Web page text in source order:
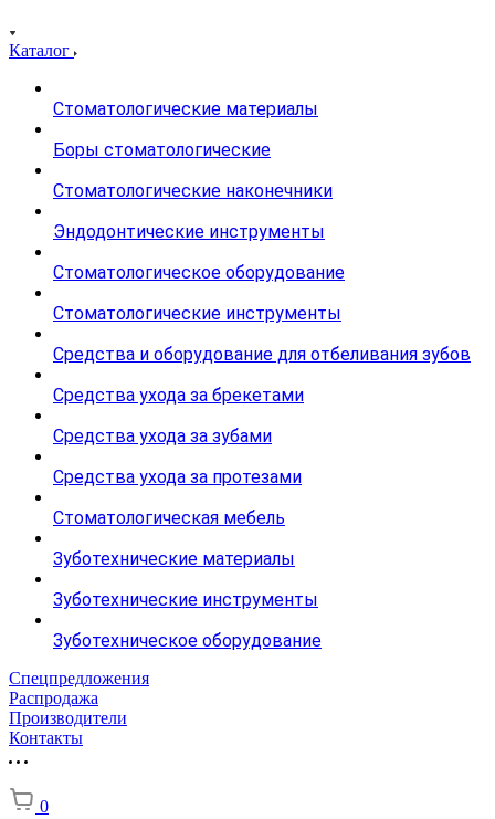
Каталог
Стоматологические материалы
Боры стоматологические
Стоматологические наконечники
Эндодонтические инструменты
Стоматологическое оборудование
Стоматологические инструменты
Средства и оборудование для отбеливания зубов
Средства ухода за брекетами
Средства ухода за зубами
Средства ухода за протезами
Стоматологическая мебель
Зуботехнические материалы
Зуботехнические инструменты
Зуботехническое оборудование
Спецпредложения
Распродажа
Производители
Контакты
0